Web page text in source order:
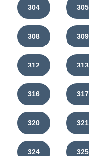
304 305
308 309
312 313
316 317
320 321
324 325